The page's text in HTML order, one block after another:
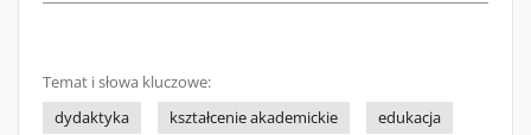
Temat i słowa kluczowe:
dydaktyka
kształcenie akademickie
edukacja